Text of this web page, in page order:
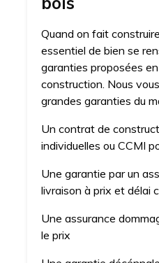
Quand on fait
essentiel de bien se
garanties proposées
construction. Nous
grandes garanties du
Un contrat de
individuelles ou CCMI
Une garantie par un
livraison à prix et délai
Une assurance
le prix